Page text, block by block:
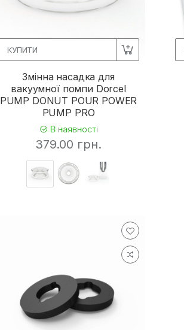
КУПИТИ
Змінна насадка для
вакуумної помпи Dorcel
PUMP DONUT POUR POWER
PUMP PRO
В наявності
379.00 грн.